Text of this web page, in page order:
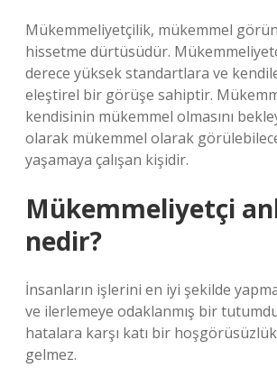
Mükemmeliyetçilik, mükemmel
hissetme dürtüsüdür.
derece yüksek standartlara ve
eleştirel bir görüşe sahiptir.
kendisinin mükemmel olmasını
olarak mükemmel olarak
yaşamaya çalışan kişidir.
Mükemmeliyetçi
nedir?
İnsanların işlerini en iyi şekilde
ve ilerlemeye odaklanmış bir
hatalara karşı katı bir
gelmez.